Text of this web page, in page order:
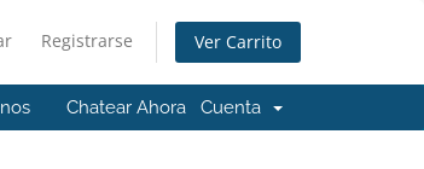
Registrarse Ver Carrito
Chatear Ahora Cuenta